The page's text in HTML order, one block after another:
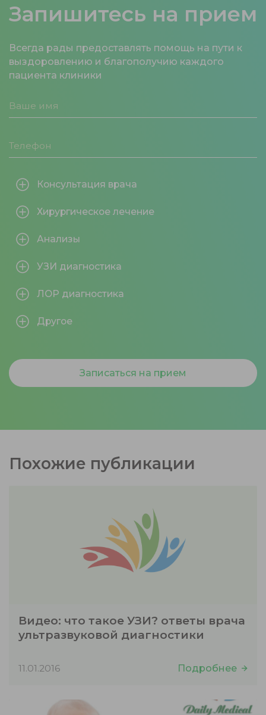
Запишитесь на прием
Всегда рады предоставлять помощь на пути к
выздоровлению и благополучию каждого
пациента клиники
Консультация врача
Хирургическое лечение
Анализы
УЗИ диагностика
ЛОР диагностика
Другое
Записаться на прием
Похожие публикации
Видео: что такое УЗИ? ответы врача
ультразвуковой диагностики
11.01.2016 Подробнее